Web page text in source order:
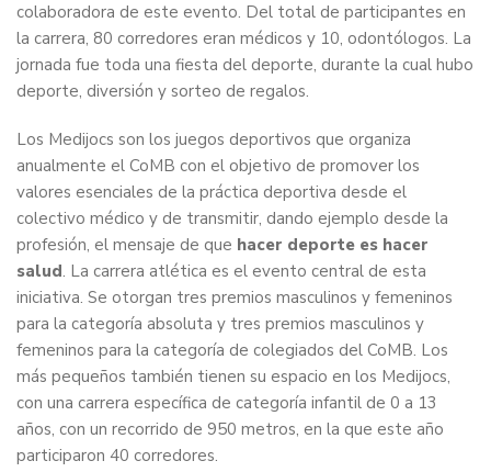
colaboradora de este evento. Del total de participantes en
la carrera, 80 corredores eran médicos y 10, odontólogos. La
jornada fue toda una fiesta del deporte, durante la cual hubo
deporte, diversión y sorteo de regalos.
Los Medijocs son los juegos deportivos que organiza
anualmente el CoMB con el objetivo de promover los
valores esenciales de la práctica deportiva desde el
colectivo médico y de transmitir, dando ejemplo desde la
profesión, el mensaje de que hacer deporte es hacer
salud. La carrera atlética es el evento central de esta
iniciativa. Se otorgan tres premios masculinos y femeninos
para la categoría absoluta y tres premios masculinos y
femeninos para la categoría de colegiados del CoMB. Los
más pequeños también tienen su espacio en los Medijocs,
con una carrera específica de categoría infantil de 0 a 13
años, con un recorrido de 950 metros, en la que este año
participaron 40 corredores.